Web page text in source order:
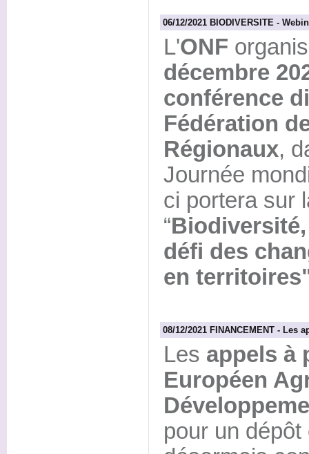
06/12/2021 BIODIVERSITE -
L'ONF
décembre
conférence
Fédération
Régionaux,
Journée
ci portera sur
“
défi des
en
08/12/2021 FINANCEMENT - Les
Les appels à
Européen
pour un